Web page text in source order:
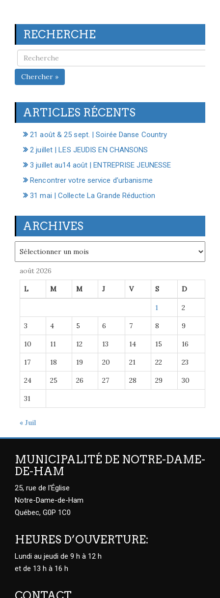
RECHERCHE
Chercher »
ARTICLES RÉCENTS
21 août & 25 sept. | Soirée Danse Country
2 juillet | LES JEUDIS EN CHANSONS
3 juillet au14 août | ENTREPRISE JEUNESSE
Rencontrer votre service d’urbanisme
31 mai | Collecte La Grande Réduction
ARCHIVES
août 2026
L M M J V S D
1 2
3 4 5 6 7 8 9
10 11 12 13 14 15 16
17 18 19 20 21 22 23
24 25 26 27 28 29 30
31
« Juil
MUNICIPALITÉ DE NOTRE-DAME-
DE-HAM
25, rue de l'Église
Notre-Dame-de-Ham
Québec, G0P 1C0
HEURES D’OUVERTURE:
Lundi au jeudi de 9 h à 12 h
et de 13 h à 16 h